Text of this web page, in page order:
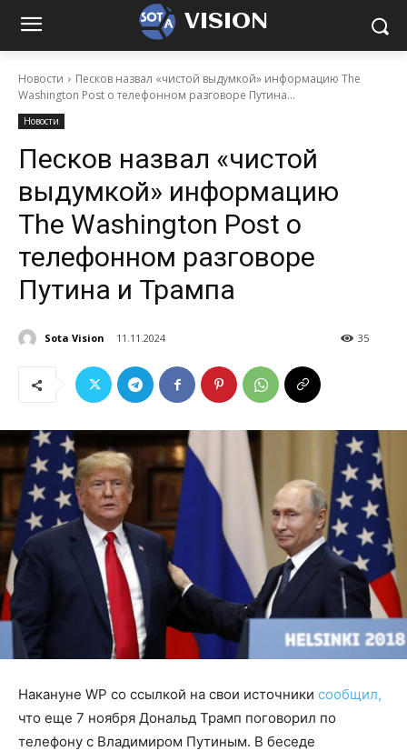
VISION
Новости
Песков назвал «чистой выдумкой» информацию The
Washington Post о телефонном разговоре Путина...
Новости
Песков назвал «чистой
выдумкой» информацию
The Washington Post о
телефонном разговоре
Путина и Трампа
Sota Vision 11.11.2024 35
Накануне WP со ссылкой на свои источники сообщил,
что еще 7 ноября Дональд Трамп поговорил по
телефону с Владимиром Путиным. В беседе